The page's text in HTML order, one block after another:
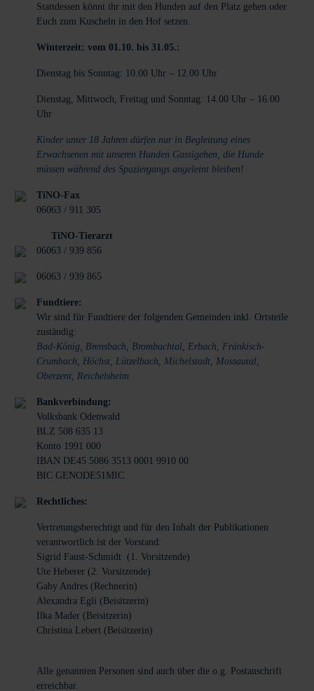
Stattdessen könnt ihr mit den Hunden auf den Platz gehen oder
Euch zum Kuscheln in den Hof setzen.
Winterzeit: vom 01.10. bis 31.05.:
Dienstag bis Sonntag: 10.00 Uhr – 12.00 Uhr
Dienstag, Mittwoch, Freitag und Sonntag: 14.00 Uhr – 16.00
Uhr
Kinder unter 18 Jahren dürfen nur in Begleitung eines
Erwachsenen mit unseren Hunden Gassigehen, die Hunde
müssen während des Spaziergangs angeleint bleiben!
TiNO-Fax
06063 / 911 305
TiNO-Tierarzt
06063 / 939 856
06063 / 939 865
Fundtiere:
Wir sind für Fundtiere der folgenden Gemeinden inkl. Ortsteile
zuständig:
Bad-König, Brensbach, Brombachtal, Erbach, Fränkisch-
Crumbach, Höchst, Lützelbach, Michelstadt, Mossautal,
Oberzent, Reichelsheim
Bankverbindung:
Volksbank Odenwald
BLZ 508 635 13
Konto 1991 000
IBAN DE45 5086 3513 0001 9910 00
BIC GENODE51MIC
Rechtliches:
Vertretungsberechtigt und für den Inhalt der Publikationen
verantwortlich ist der Vorstand:
Sigrid Faust-Schmidt (1. Vorsitzende)
Ute Heberer (2. Vorsitzende)
Gaby Andres (Rechnerin)
Alexandra Egli (Beisitzerin)
Ilka Mader (Beisitzerin)
Christina Lebert (Beisitzerin)
Alle genannten Personen sind auch über die o.g. Postanschrift
erreichbar.